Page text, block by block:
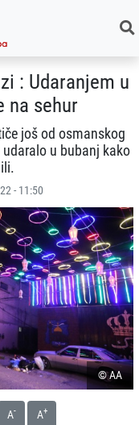
: Udaranjem u
na sehur
još od osmanskog
u bubanj kako
- 11:50
© AA
A- A+